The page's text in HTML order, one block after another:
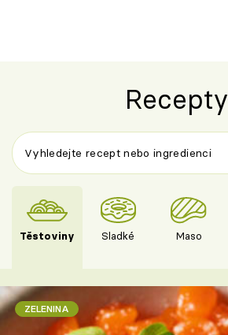
Recepty
Těstoviny Sladké Maso
ZELENINA